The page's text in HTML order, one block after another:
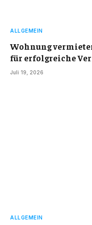
ALLGEMEIN
Wohnung
für erfolgreiche
Juli 19, 2026
ALLGEMEIN